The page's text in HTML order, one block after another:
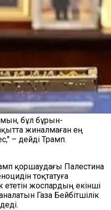
бұл бұрын-
жиналмаған ең
– дейді Трамп.
қоршаудағы Палестина
тоқтатуға
ететін жоспардың екінші
Газа Бейбітшілік